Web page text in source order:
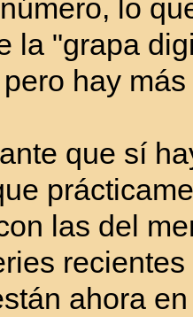
lo
la "grapa
hay
que sí
las del
ahora